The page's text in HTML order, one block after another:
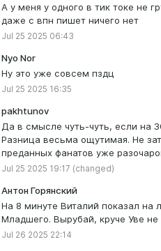
А у меня у одного в тик токе не
даже с впн пишет ничего нет
Jul 25 2025 06:43
Nyo Nor
Ну это уже совсем пздц
Jul 25 2025 16:35
pakhtunov
Да в смысле чуть-чуть, если на
Разница весьма ощутимая. Не
преданных фанатов уже
Jul 25 2025 19:17 (changed)
Антон Горянский
На 8 минуте Виталий показал на
Младшего. Вырубай, круче Уве не
Jul 26 2025 22:14